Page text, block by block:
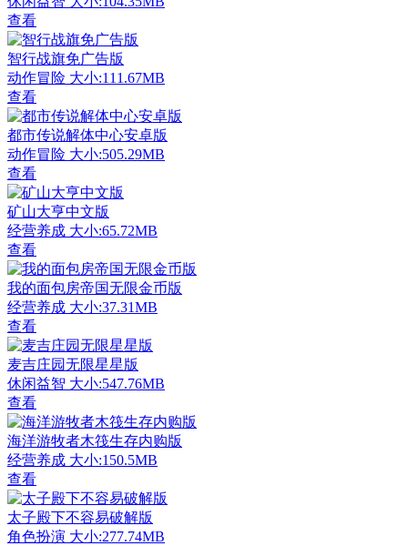
查看
智行战旗免广告版
动作冒险 大小:111.67MB
查看
都市传说解体中心安卓版
动作冒险 大小:505.29MB
查看
矿山大亨中文版
经营养成 大小:65.72MB
查看
我的面包房帝国无限金币版
经营养成 大小:37.31MB
查看
麦吉庄园无限星星版
休闲益智 大小:547.76MB
查看
海洋游牧者木筏生存内购版
经营养成 大小:150.5MB
查看
太子殿下不容易破解版
角色扮演 大小:277.74MB